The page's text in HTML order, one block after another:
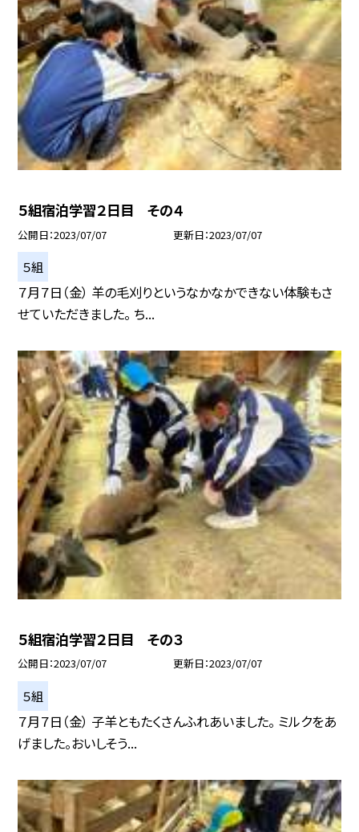
５組宿泊学習２日目 その４
公開日 2023/07/07 更新日 2023/07/07
５組
７月７日（金） 羊の毛刈りというなかなかできない体験もさ
せていただきました。 ち...
５組宿泊学習２日目 その３
公開日 2023/07/07 更新日 2023/07/07
５組
７月７日（金） 子羊ともたくさんふれあいました。 ミルクをあ
げました。おいしそう...